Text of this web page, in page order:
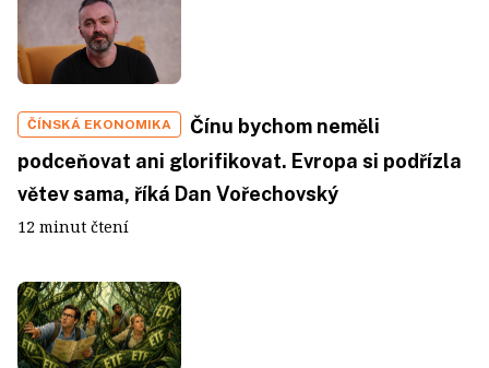
ČÍNSKÁ EKONOMIKA
Čínu bychom neměli
podceňovat ani glorifikovat. Evropa si podřízla
větev sama, říká Dan Vořechovský
12 minut čtení